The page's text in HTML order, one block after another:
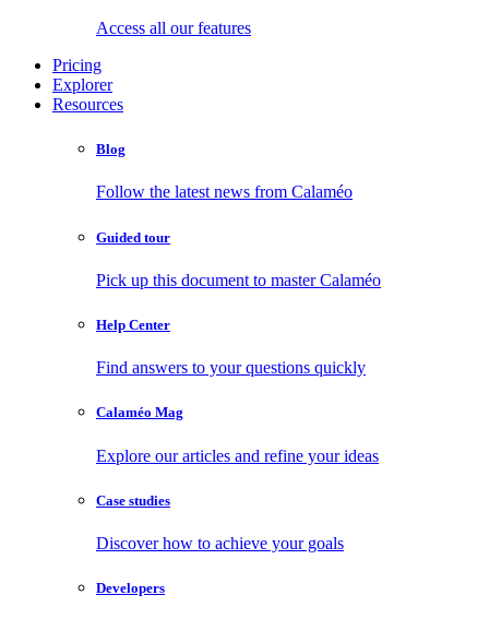
Access all our features
Pricing
Explorer
Resources
Blog
Follow the latest news from Calaméo
Guided tour
Pick up this document to master Calaméo
Help Center
Find answers to your questions quickly
Calaméo Mag
Explore our articles and refine your ideas
Case studies
Discover how to achieve your goals
Developers